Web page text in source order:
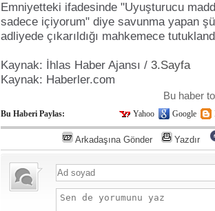
Emniyetteki ifadesinde "Uyuşturucu
sadece içiyorum" diye savunma yapan
adliyede çıkarıldığı mahkemece
Kaynak: İhlas Haber Ajansı / 3.Sayfa
Kaynak: Haberler.com
Bu haber
Bu Haberi Paylas: Yahoo Google
Arkadaşına Gönder Yazdır